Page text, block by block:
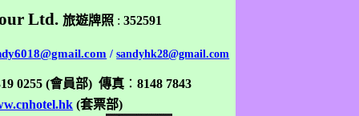
Ltd.旅遊牌照 :352591
/sandyhk28@gmail.com
0255 (會員部)傳真 ：8148 7843
(套票部)